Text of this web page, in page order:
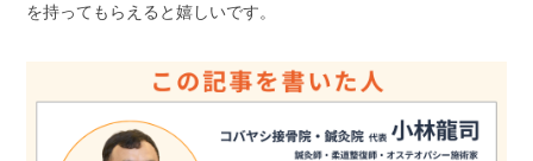
を持ってもらえると嬉しいです。